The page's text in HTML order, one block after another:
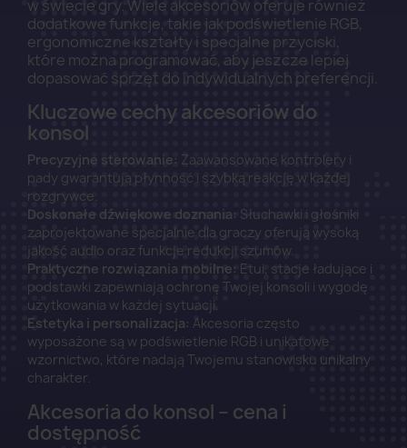
w świecie gry. Wiele akcesoriów oferuje również
dodatkowe funkcje, takie jak podświetlenie RGB,
ergonomiczne kształty i specjalne przyciski,
które można programować, aby jeszcze lepiej
dopasować sprzęt do indywidualnych preferencji.
Kluczowe cechy akcesoriów do
konsol
Precyzyjne sterowanie: Zaawansowane kontrolery i
pady gwarantują płynność i szybką reakcję w każdej
rozgrywce.
Doskonałe dźwiękowe doznania: Słuchawki i głośniki
zaprojektowane specjalnie dla graczy oferują wysoką
jakość audio oraz funkcje redukcji szumów.
Praktyczne rozwiązania mobilne: Etui, stacje ładujące i
podstawki zapewniają ochronę Twojej konsoli i wygodę
użytkowania w każdej sytuacji.
Estetyka i personalizacja: Akcesoria często
wyposażone są w podświetlenie RGB i unikatowe
wzornictwo, które nadają Twojemu stanowisku unikalny
charakter.
Akcesoria do konsol – cena i
dostępność